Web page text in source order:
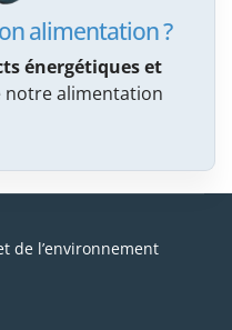
alimentation ?
énergétiques et
notre alimentation
de l’environnement